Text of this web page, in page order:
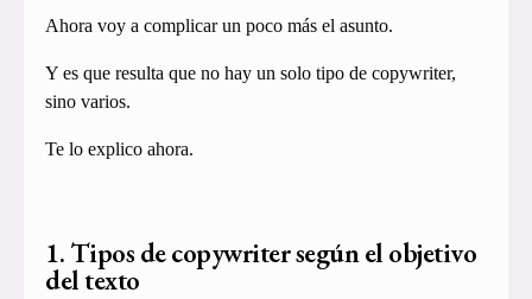
Ahora voy a complicar un poco más el asunto.
Y es que resulta que no hay un solo tipo de copywriter,
sino varios.
Te lo explico ahora.
1. Tipos de copywriter según el objetivo
del texto